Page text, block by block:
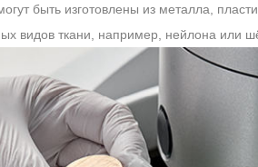
быть изготовлены из металла,
видов ткани, например, нейлона или